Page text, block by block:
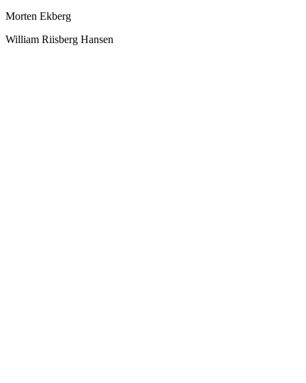
Morten Ekberg
William Riisberg Hansen